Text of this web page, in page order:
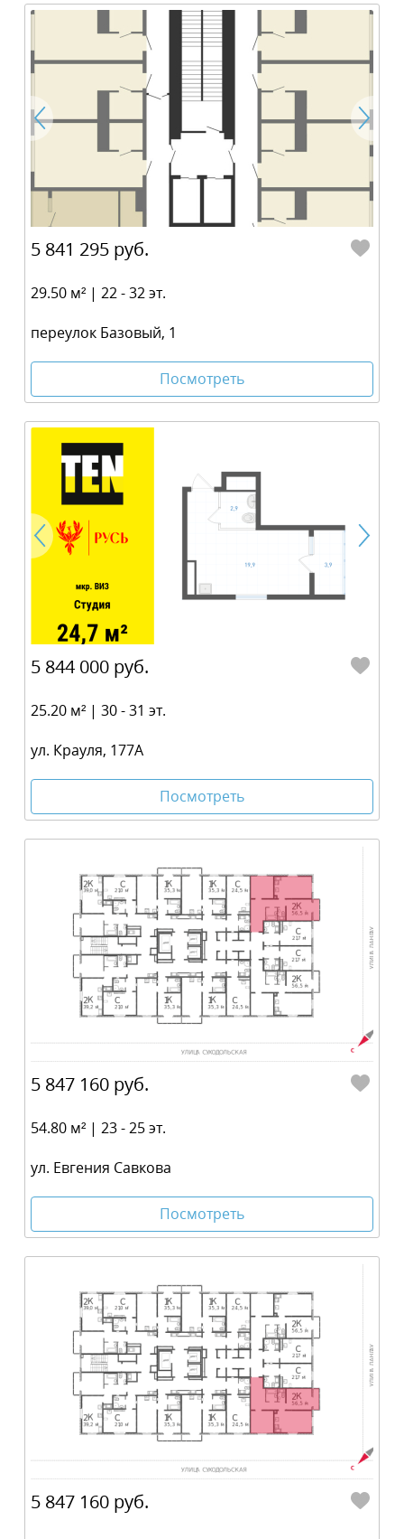
5 841 295 руб.
29.50 м² | 22 - 32 эт.
переулок Базовый, 1
Посмотреть
5 844 000 руб.
25.20 м² | 30 - 31 эт.
ул. Крауля, 177А
Посмотреть
5 847 160 руб.
54.80 м² | 23 - 25 эт.
ул. Евгения Савкова
Посмотреть
5 847 160 руб.